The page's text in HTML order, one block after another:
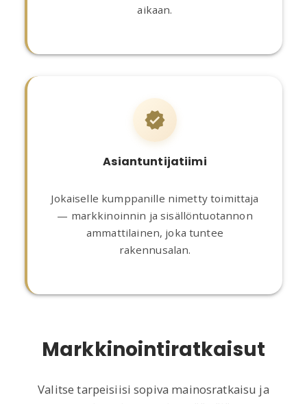
aikaan.
Asiantuntijatiimi
Jokaiselle kumppanille nimetty toimittaja
— markkinoinnin ja sisällöntuotannon
ammattilainen, joka tuntee
rakennusalan.
Markkinointiratkaisut
Valitse tarpeisiisi sopiva mainosratkaisu ja